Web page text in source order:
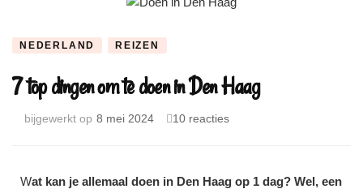
NEDERLAND REIZEN
7 top dingen om te doen in Den Haag
bijgewerkt op 8 mei 2024 10 reacties
Wat kan je allemaal doen in Den Haag op 1 dag? Wel, een